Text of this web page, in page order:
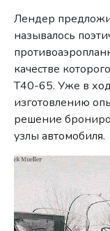
Лендер
называлось
качестве
Т40-65. Уже в
изготовлению
решение
узлы автомобиля.